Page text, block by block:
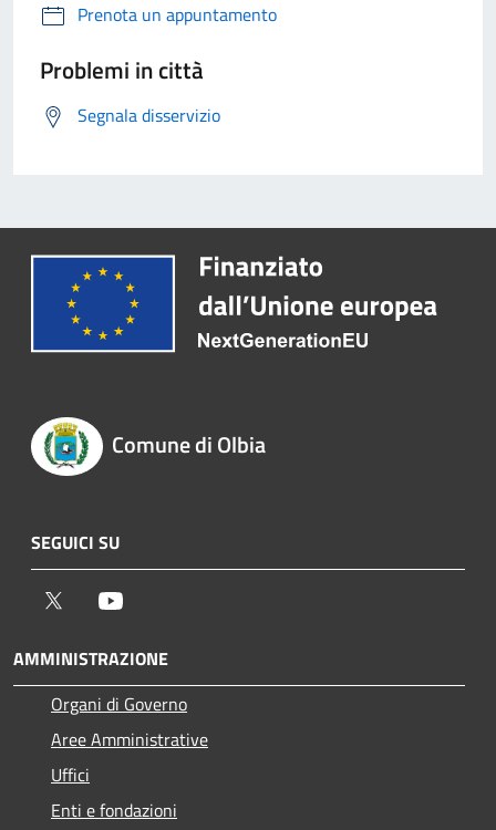
Prenota un appuntamento
Problemi in città
Segnala disservizio
Comune di Olbia
SEGUICI SU
Twitter
AMMINISTRAZIONE
Organi di Governo
Aree Amministrative
Uffici
Enti e fondazioni